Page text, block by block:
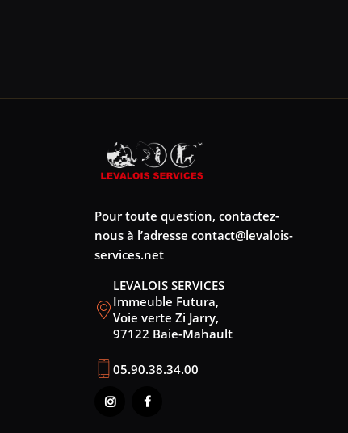
Pour toute question, contactez-
nous à l’adresse contact@levalois-
services.net
LEVALOIS SERVICES
Immeuble Futura,
Voie verte Zi Jarry,
97122 Baie-Mahault
05.90.38.34.00